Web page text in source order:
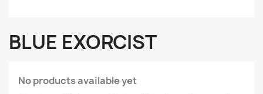
BLUE EXORCIST
No products available yet